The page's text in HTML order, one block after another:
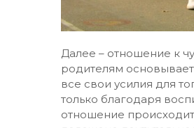
Далее – отношение к
родителям
все свои усилия для
только благодаря
отношение